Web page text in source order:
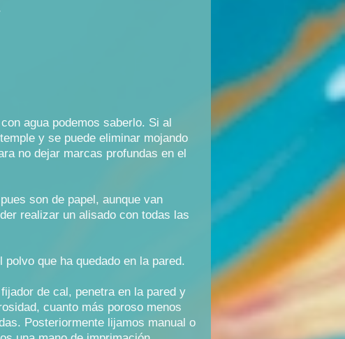
agua podemos saberlo. Si al
y se puede eliminar mojando
no dejar marcas profundas en el
son de papel, aunque van
realizar un alisado con todas las
que ha quedado en la pared.
de cal, penetra en la pared y
cuanto más poroso menos
Posteriormente lijamos manual o